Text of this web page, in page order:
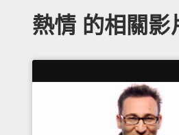
熱情 的相關影